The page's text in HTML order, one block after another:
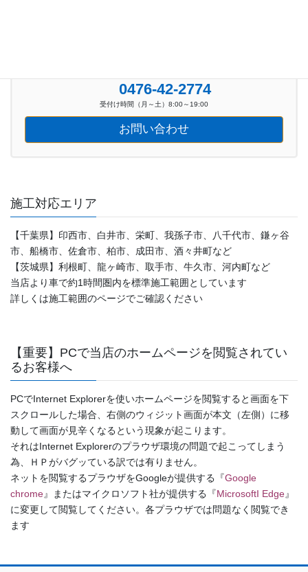
0476-42-2774
受付け時間（月～土）8:00～19:00
お問い合わせ
施工対応エリア
【千葉県】印西市、白井市、栄町、我孫子市、八千代市、鎌ヶ谷
市、船橋市、佐倉市、柏市、成田市、酒々井町など
【茨城県】利根町、龍ヶ崎市、取手市、牛久市、河内町など
当店より車で約1時間圏内を標準施工範囲としています
詳しくは施工範囲のページでご確認ください
【重要】PCで当店のホームページを閲覧されてい
るお客様へ
PCでInternet Explorerを使いホームページを閲覧すると画面を下
スクロールした場合、右側のウィジット画面が本文（左側）に移
動して画面が見辛くなるという現象が起こります。
それはInternet Explorerのプラウザ環境の問題で起こってしまう
為、ＨＰがバグッている訳では有りません。
ネットを閲覧するプラウザをGoogleが提供する『Google
chrome』またはマイクロソフト社が提供する『MicrosoftI Edge』
に変更して閲覧してください。各プラウザでは問題なく閲覧でき
ます